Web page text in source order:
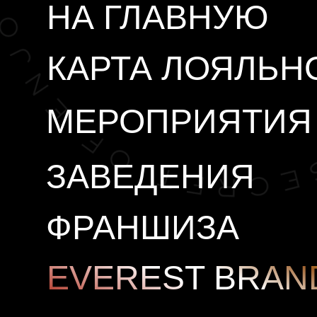
ЗАВЕДЕНИЯ
КАРТА
ФРАНШИЗА
МЕРОПРИЯТИЯ
О НАС
НА ГЛАВНУЮ
EVEREST BRAND